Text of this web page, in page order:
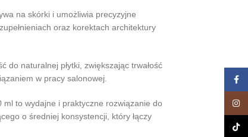
na skórki i umożliwia precyzyjne
oraz korektach architektury
do naturalnej płytki, zwiększając trwałość
w pracy salonowej.
ml to wydajne i praktyczne rozwiązanie do
o średniej konsystencji, który łączy